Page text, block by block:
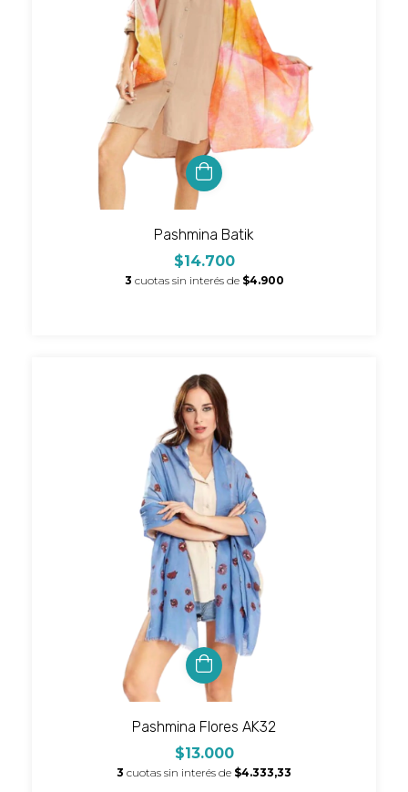
Pashmina Batik
$14.700
3 cuotas sin interés de $4.900
Pashmina Flores AK32
$13.000
3 cuotas sin interés de $4.333,33